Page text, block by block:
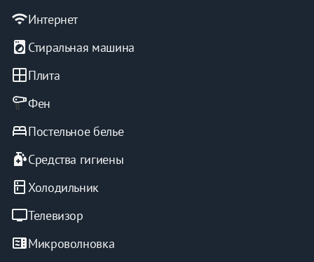
wifiИнтернет
local_laundry_service Стиральная машина
windowПлита
Фен
bedПостельное белье
sanitizerСредства гигиены
kitchen Холодильник
tvТелевизор
microwaveМикроволновка